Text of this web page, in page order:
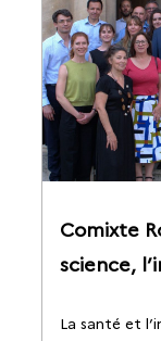
Comixte
science,
La santé et